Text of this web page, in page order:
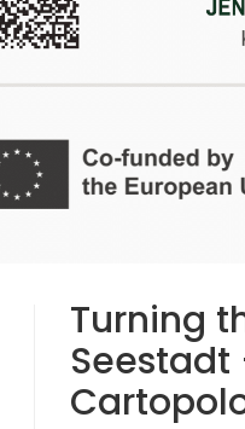
Turning
Seestadt